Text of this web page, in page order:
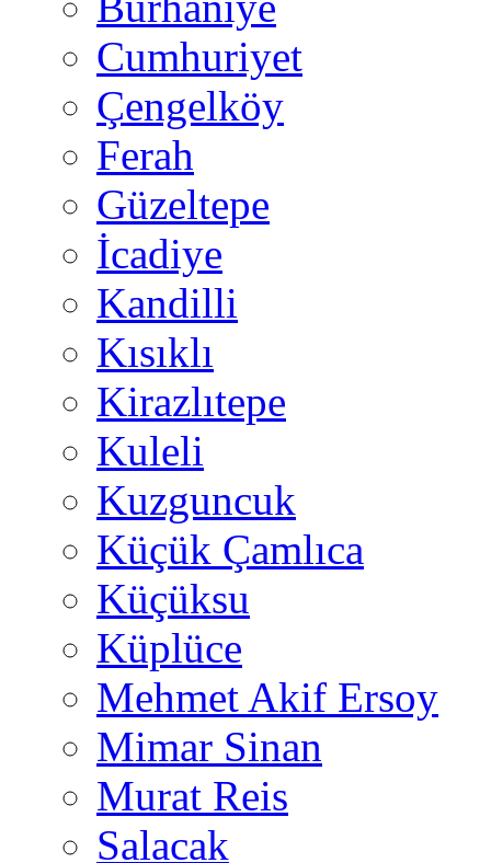
Cumhuriyet
Çengelköy
Ferah
Güzeltepe
İcadiye
Kandilli
Kısıklı
Kirazlıtepe
Kuleli
Kuzguncuk
Küçük Çamlıca
Küçüksu
Küplüce
Mehmet Akif Ersoy
Mimar Sinan
Murat Reis
Salacak